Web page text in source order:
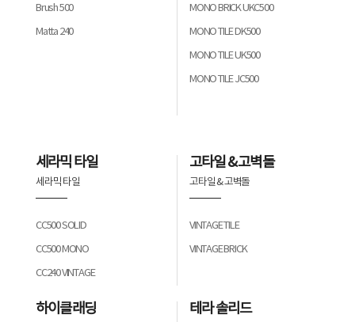
Brush 500
Matta 240
MONO BRICK UKC500
MONO TILE DK500
MONO TILE UK500
MONO TILE JC500
세라믹 타일
세라믹 타일
CC500 SOLID
CC500 MONO
CC240 VINTAGE
고타일 & 고벽돌
고타일 & 고벽돌
VINTAGE TILE
VINTAGE BRICK
하이클래딩 테라 솔리드